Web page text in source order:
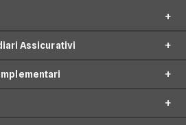
Assicurativi